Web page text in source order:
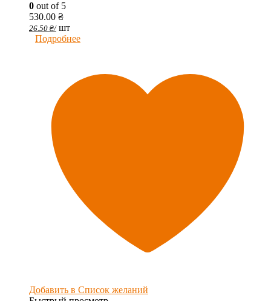
0 out of 5
530.00 ₴
26.50 ₴/ шт
Подробнее
Добавить в Список желаний